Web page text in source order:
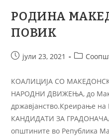
РОДИНА
ПОВИК
јули 23, 2021
КОАЛИЦИЈА СО
НАРОДНИ ДВИЖЕЊА, до
државјанство.Креирање
КАНДИДАТИ ЗА
општините во Република